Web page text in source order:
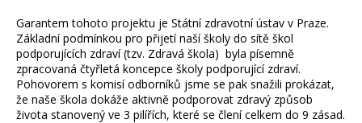
Garantem tohoto projektu je Státní zdravotní ústav v Praze.
Základní podmínkou pro přijetí naší školy do sítě škol
podporujících zdraví (tzv. Zdravá škola) byla písemně
zpracovaná čtyřletá koncepce školy podporující zdraví.
Pohovorem s komisí odborníků jsme se pak snažili prokázat,
že naše škola dokáže aktivně podporovat zdravý způsob
života stanovený ve 3 pilířích, které se člení celkem do 9 zásad.